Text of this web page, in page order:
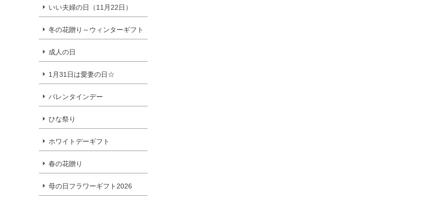
いい夫婦の日（11月22日）
冬の花贈り～ウィンターギフト
成人の日
1月31日は愛妻の日☆
バレンタインデー
ひな祭り
ホワイトデーギフト
春の花贈り
母の日フラワーギフト2026